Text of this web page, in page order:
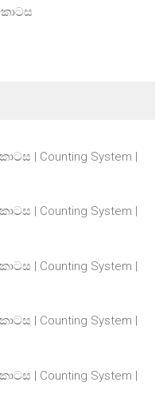
කොටස
Page
| Counting System |
| Counting System |
| Counting System |
| Counting System |
| Counting System |